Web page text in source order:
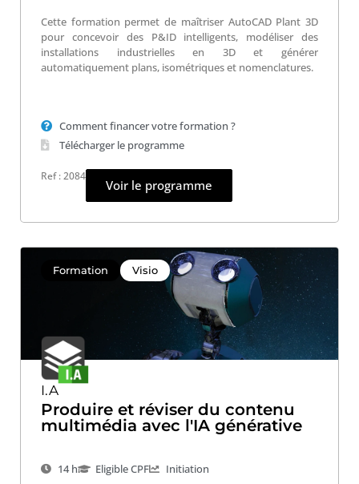
Cette formation permet de maîtriser AutoCAD Plant 3D
pour concevoir des P&ID intelligents, modéliser des
installations industrielles en 3D et générer
automatiquement plans, isométriques et nomenclatures.
Comment financer votre formation ?
Télécharger le programme
Ref : 2084
Voir le programme
Formation Visio
I.A
Produire et réviser du contenu
multimédia avec l'IA générative
14 h Eligible CPF Initiation